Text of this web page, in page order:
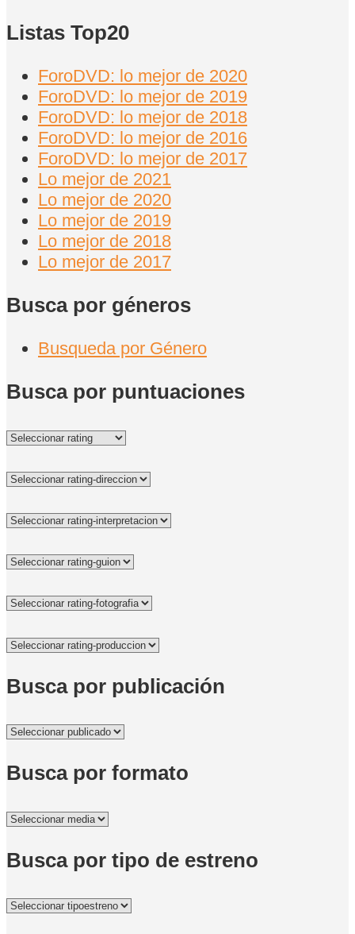
Listas Top20
ForoDVD: lo mejor de 2020
ForoDVD: lo mejor de 2019
ForoDVD: lo mejor de 2018
ForoDVD: lo mejor de 2016
ForoDVD: lo mejor de 2017
Lo mejor de 2021
Lo mejor de 2020
Lo mejor de 2019
Lo mejor de 2018
Lo mejor de 2017
Busca por géneros
Busqueda por Género
Busca por puntuaciones
Busca por publicación
Busca por formato
Busca por tipo de estreno